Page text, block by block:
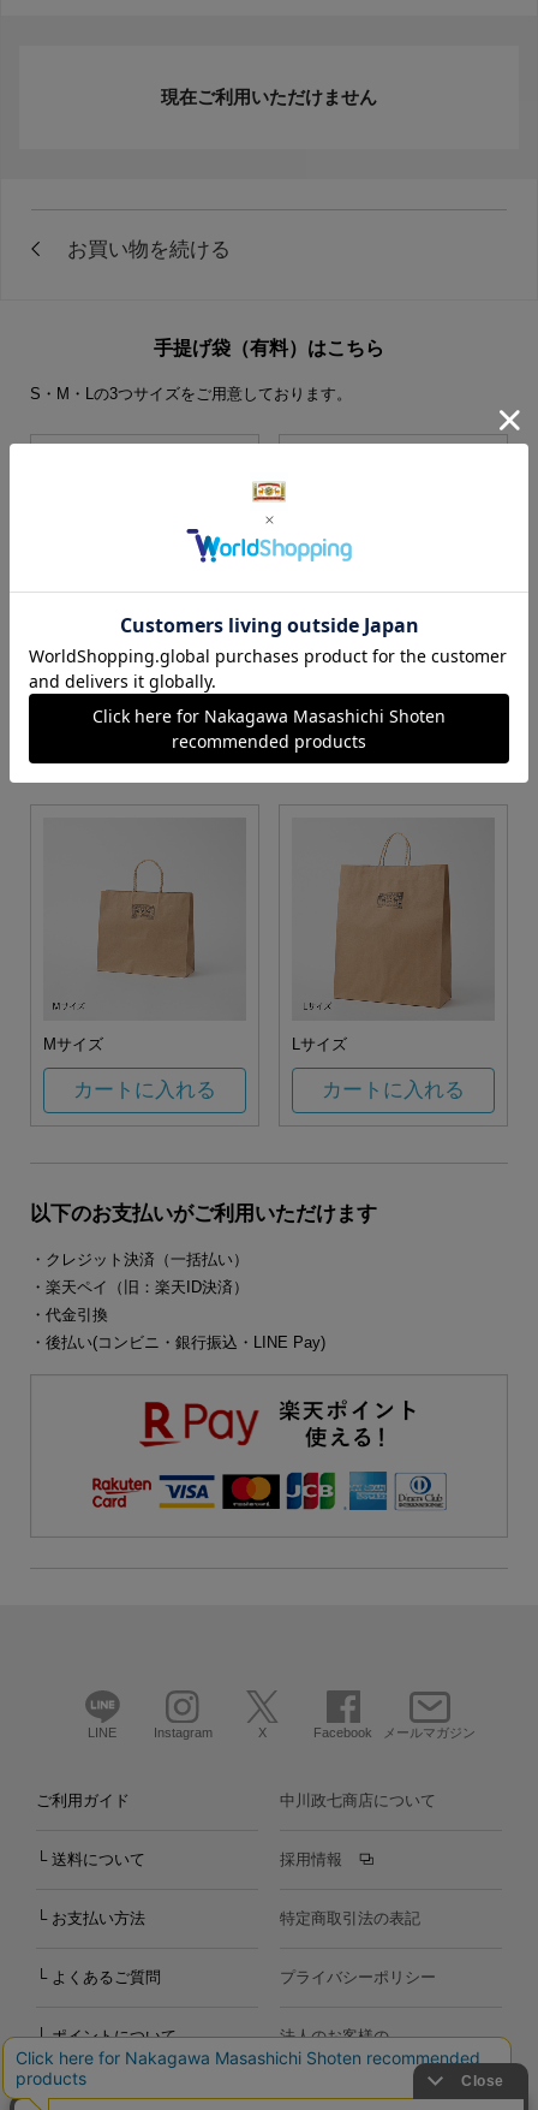
現在ご利用いただけません
手提げ袋（有料）はこちら
S・M・Lの3つサイズをご用意しております。
S・M・Lサイズより当店に
お任せ
カートに入れる カートに入れる
Mサイズ
カートに入れる
Lサイズ
カートに入れる
以下のお支払いがご利用いただけます
・クレジット決済（一括払い）
・楽天ペイ（旧：楽天ID決済）
・代金引換
・後払い(コンビニ・銀行振込・LINE Pay)
LINE Instagram X Facebook メールマガジン
ご利用ガイド
└ 送料について
└ お支払い方法
└ よくあるご質問
└ ポイントについて
個人のお客様の
中川政七商店について
採用情報
特定商取引法の表記
プライバシーポリシー
法人のお客様の
お問い合わせ